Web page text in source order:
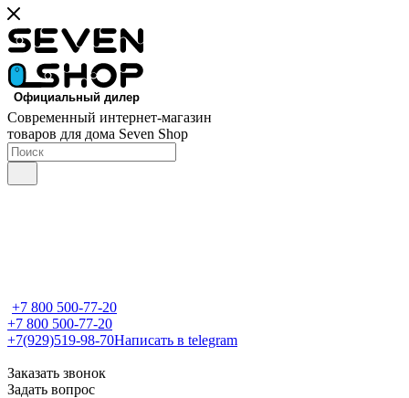
Современный интернет-магазин
товаров для дома Seven Shop
+7 800 500-77-20
+7 800 500-77-20
+7(929)519-98-70Написать в telegram
Заказать звонок
Задать вопрос